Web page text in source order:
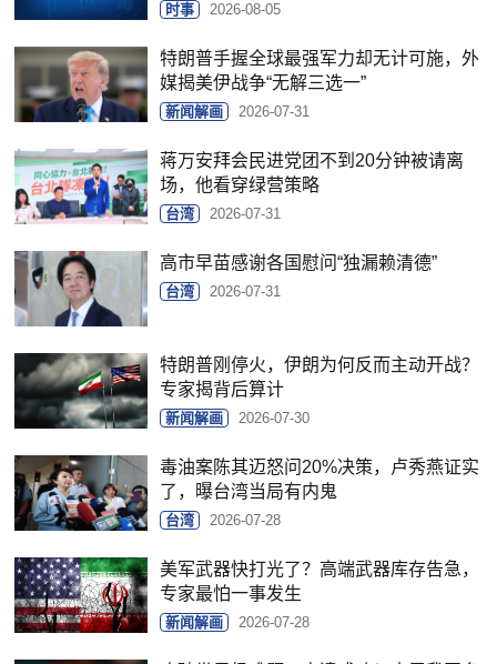
时事 2026-08-05
特朗普手握全球最强军力却无计可施，外
媒揭美伊战争“无解三选一”
新闻解画 2026-07-31
蒋万安拜会民进党团不到20分钟被请离
场，他看穿绿营策略
台湾 2026-07-31
高市早苗感谢各国慰问“独漏赖清德”
台湾 2026-07-31
特朗普刚停火，伊朗为何反而主动开战？
专家揭背后算计
新闻解画 2026-07-30
毒油案陈其迈怒问20%决策，卢秀燕证实
了，曝台湾当局有内鬼
台湾 2026-07-28
美军武器快打光了？高端武器库存告急，
专家最怕一事发生
新闻解画 2026-07-28